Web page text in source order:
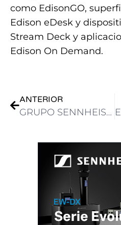
como EdisonGO,
Edison eDesk y
Stream Deck y
Edison On Demand.
ANTERIOR
GRUPO SENNHEISER EN NAB: AUDIO PARA PRODUCCIÓN Y ESTUDIO